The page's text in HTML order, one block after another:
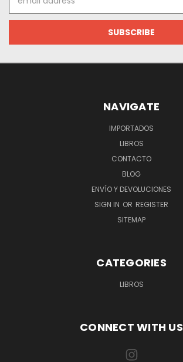
Address
NAVIGATE
IMPORTADOS
LIBROS
CONTACTO
BLOG
ENVÍO Y DEVOLUCIONES
SIGN IN OR REGISTER
SITEMAP
CATEGORIES
LIBROS
CONNECT WITH US